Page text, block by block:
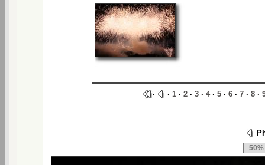
· · 1 · 2 · 3 · 4· 5 · 6 · 7 · 8 ·